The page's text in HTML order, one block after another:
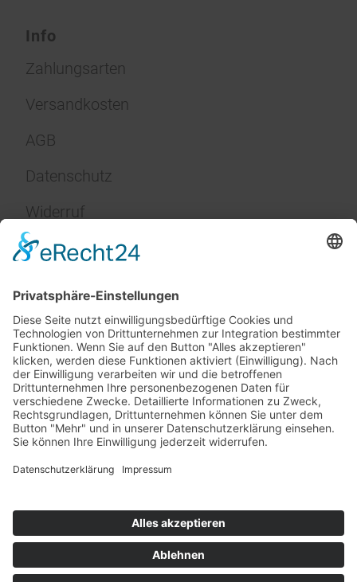
Info
Zahlungsarten
Versandkosten
AGB
Datenschutz
Widerruf
Impressum
Service
FAQ
Zahlungsarten